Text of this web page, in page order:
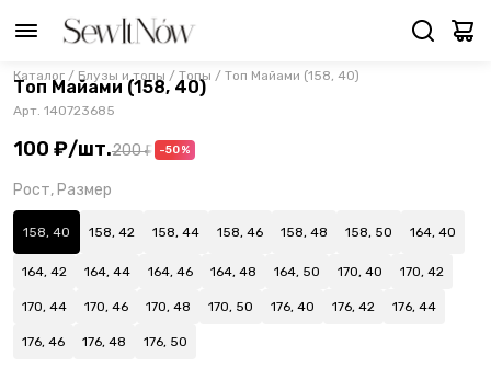
Каталог / Блузы и топы / Топы / Топ Майами (158, 40)
Топ Майами (158, 40)
Арт. 140723685
100 ₽/шт.200 ₽ -50%
Рост, Размер
158, 40 158, 42 158, 44 158, 46 158, 48 158, 50 164, 40
164, 42 164, 44 164, 46 164, 48 164, 50 170, 40 170, 42
170, 44 170, 46 170, 48 170, 50 176, 40 176, 42 176, 44
176, 46 176, 48 176, 50